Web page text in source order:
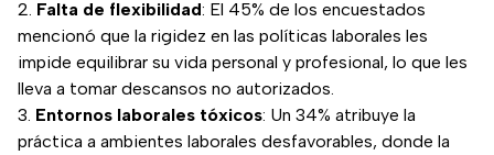
Falta de flexibilidad: El 45% de los encuestados
mencionó que la rigidez en las políticas laborales les
impide equilibrar su vida personal y profesional, lo que les
lleva a tomar descansos no autorizados.
Entornos laborales tóxicos: Un 34% atribuye la
práctica a ambientes laborales desfavorables, donde la